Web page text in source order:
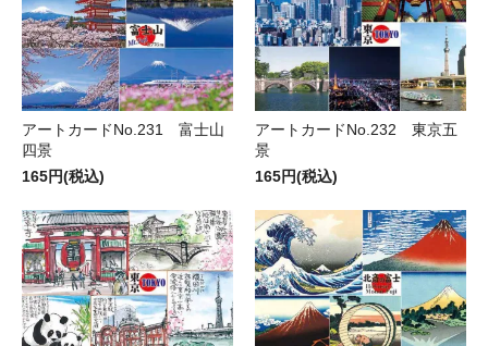
アートカードNo.231 富士山
四景
165円(税込)
アートカードNo.232 東京五
景
165円(税込)